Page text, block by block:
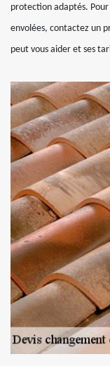
protection adaptés.
envolées, contactez un
peut vous aider et ses